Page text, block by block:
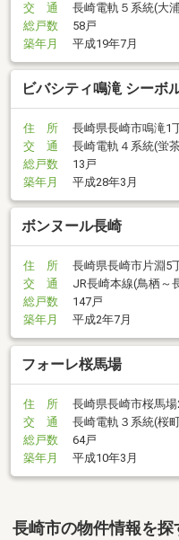
交 通
長崎電軌５系統(大
総戸数
58戸
築年月
平成19年7月
ビバシティ鳴滝 シーボ
住 所
長崎県長崎市鳴滝1
交 通
長崎電軌４系統(蛍
総戸数
13戸
築年月
平成28年3月
ボンヌール長崎
住 所
長崎県長崎市片淵5
交 通
JR長崎本線(鳥栖～
総戸数
147戸
築年月
平成2年7月
フォーレ桜馬場
住 所
長崎県長崎市桜馬
交 通
長崎電軌３系統(桜
総戸数
64戸
築年月
平成10年3月
長崎市の物件情報を探